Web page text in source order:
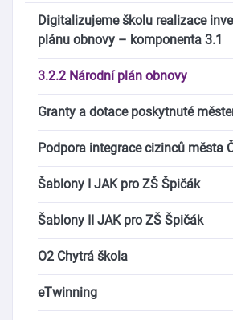
Digitalizujeme školu realizace
plánu obnovy – komponenta 3.1
3.2.2 Národní plán obnovy
Granty a dotace poskytnuté
Podpora integrace cizinců města
Šablony I JAK pro ZŠ Špičák
Šablony II JAK pro ZŠ Špičák
O2 Chytrá škola
eTwinning